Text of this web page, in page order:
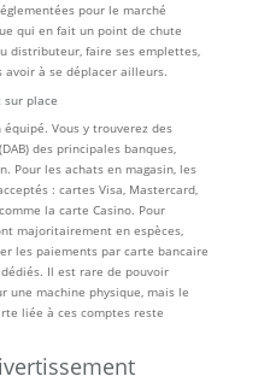
pour le marché
qui en fait un point de chute
distributeur, faire ses emplettes,
à se déplacer ailleurs.
sur place
Vous y trouverez des
des principales banques,
Pour les achats en magasin, les
: cartes Visa, Mastercard,
la carte Casino. Pour
majoritairement en espèces,
les paiements par carte bancaire
Il est rare de pouvoir
une machine physique, mais le
liée à ces comptes reste